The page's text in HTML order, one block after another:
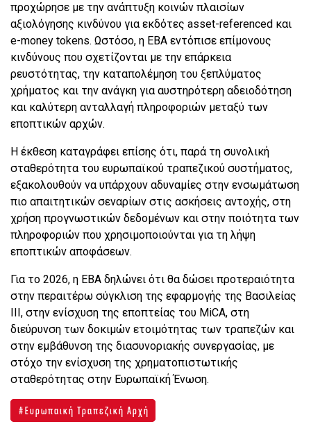
προχώρησε με την ανάπτυξη κοινών πλαισίων
αξιολόγησης κινδύνου για εκδότες asset-referenced και
e-money tokens. Ωστόσο, η EBA εντόπισε επίμονους
κινδύνους που σχετίζονται με την επάρκεια
ρευστότητας, την καταπολέμηση του ξεπλύματος
χρήματος και την ανάγκη για αυστηρότερη αδειοδότηση
και καλύτερη ανταλλαγή πληροφοριών μεταξύ των
εποπτικών αρχών.
Η έκθεση καταγράφει επίσης ότι, παρά τη συνολική
σταθερότητα του ευρωπαϊκού τραπεζικού συστήματος,
εξακολουθούν να υπάρχουν αδυναμίες στην ενσωμάτωση
πιο απαιτητικών σεναρίων στις ασκήσεις αντοχής, στη
χρήση προγνωστικών δεδομένων και στην ποιότητα των
πληροφοριών που χρησιμοποιούνται για τη λήψη
εποπτικών αποφάσεων.
Για το 2026, η EBA δηλώνει ότι θα δώσει προτεραιότητα
στην περαιτέρω σύγκλιση της εφαρμογής της Βασιλείας
ΙΙΙ, στην ενίσχυση της εποπτείας του MiCA, στη
διεύρυνση των δοκιμών ετοιμότητας των τραπεζών και
στην εμβάθυνση της διασυνοριακής συνεργασίας, με
στόχο την ενίσχυση της χρηματοπιστωτικής
σταθερότητας στην Ευρωπαϊκή Ένωση.
Ευρωπαική Τραπεζική Αρχή